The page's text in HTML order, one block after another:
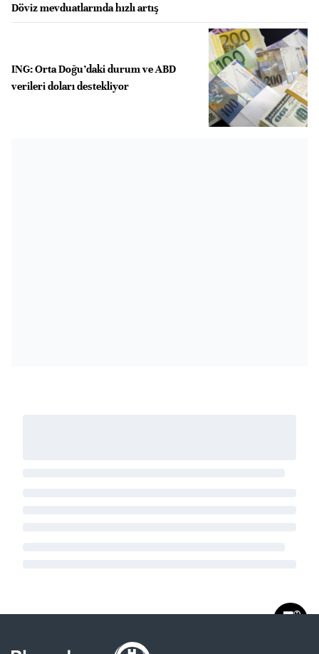
Döviz mevduatlarında hızlı artış
ING: Orta Doğu’daki durum ve ABD
verileri doları destekliyor